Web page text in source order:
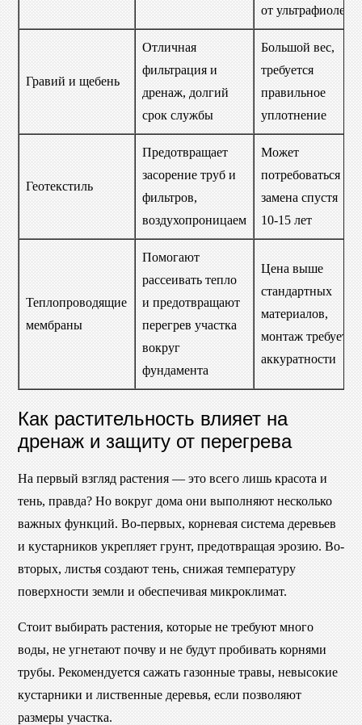
от ультрафиолета
Гравий и щебень
Отличная
фильтрация и
дренаж, долгий
срок службы
Большой вес,
требуется
правильное
уплотнение
Геотекстиль
Предотвращает
засорение труб и
фильтров,
воздухопроницаем
Может
потребоваться
замена спустя
10-15 лет
Теплопроводящие
мембраны
Помогают
рассеивать тепло
и предотвращают
перегрев участка
вокруг
фундамента
Цена выше
стандартных
материалов,
монтаж требует
аккуратности
Как растительность влияет на
дренаж и защиту от перегрева
На первый взгляд растения — это всего лишь красота и
тень, правда? Но вокруг дома они выполняют несколько
важных функций. Во-первых, корневая система деревьев
и кустарников укрепляет грунт, предотвращая эрозию. Во-
вторых, листья создают тень, снижая температуру
поверхности земли и обеспечивая микроклимат.
Стоит выбирать растения, которые не требуют много
воды, не угнетают почву и не будут пробивать корнями
трубы. Рекомендуется сажать газонные травы, невысокие
кустарники и лиственные деревья, если позволяют
размеры участка.